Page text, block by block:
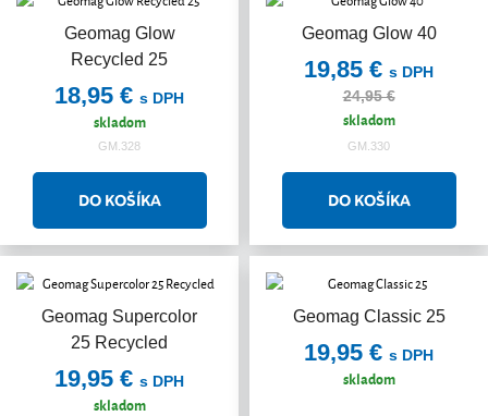
Geomag Glow
Recycled 25
18,95 € s DPH
skladom
GM.328
Geomag Glow 40
Akcia
19,85 € s DPH
24,95 €
skladom
GM.330
Geomag Supercolor
25 Recycled
19,95 € s DPH
skladom
Geomag Classic 25
19,95 € s DPH
skladom